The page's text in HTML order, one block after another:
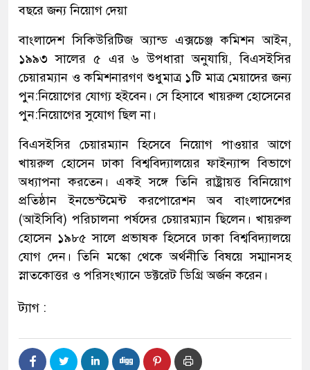
বছরে জন্য নিয়োগ দেয়া
বাংলাদেশ সিকিউরিটিজ অ্যান্ড এক্সচেঞ্জ কমিশন আইন,
১৯৯৩ সালের ৫ এর ৬ উপধারা অনুযায়ি, বিএসইসির
চেয়ারম্যান ও কমিশনারগণ শুধুমাত্র ১টি মাত্র মেয়াদের জন্য
পুন:নিয়োগের যোগ্য হইবেন। সে হিসাবে খায়রুল হোসেনের
পুন:নিয়োগের সুযোগ ছিল না।
বিএসইসির চেয়ারম্যান হিসেবে নিয়োগ পাওয়ার আগে
খায়রুল হোসেন ঢাকা বিশ্ববিদ্যালয়ের ফাইন্যান্স বিভাগে
অধ্যাপনা করতেন। একই সঙ্গে তিনি রাষ্ট্রায়ত্ত বিনিয়োগ
প্রতিষ্ঠান ইনভেস্টমেন্ট করপোরেশন অব বাংলাদেশের
(আইসিবি) পরিচালনা পর্ষদের চেয়ারম্যান ছিলেন। খায়রুল
হোসেন ১৯৮৫ সালে প্রভাষক হিসেবে ঢাকা বিশ্ববিদ্যালয়ে
যোগ দেন। তিনি মস্কো থেকে অর্থনীতি বিষয়ে সম্মানসহ
স্নাতকোত্তর ও পরিসংখ্যানে ডক্টরেট ডিগ্রি অর্জন করেন।
ট্যাগ :